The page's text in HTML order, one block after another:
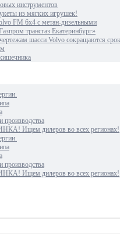
инструментов
из мягких игрушек!
FM 6х4 с метан-дизельными
трансгаз Екатеринбург»
шасси Volvo сокращаются
производства
Ищем дилеров во всех регионах!
производства
Ищем дилеров во всех регионах!